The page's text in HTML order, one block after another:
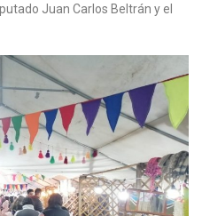
Juan Carlos Beltrán y el